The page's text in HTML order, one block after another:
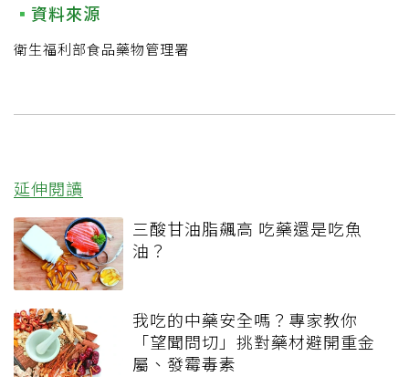
資料來源
衛生福利部食品藥物管理署
延伸閱讀
三酸甘油脂飆高 吃藥還是吃魚
油？
我吃的中藥安全嗎？專家教你
「望聞問切」挑對藥材避開重金
屬、發霉毒素